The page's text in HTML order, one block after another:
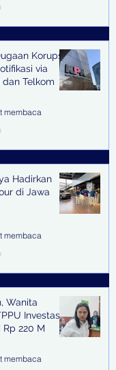
Korupsi
via
dan Telkom
membaca
Hadirkan
di Jawa
membaca
Wanita
Investasi
220 M
membaca